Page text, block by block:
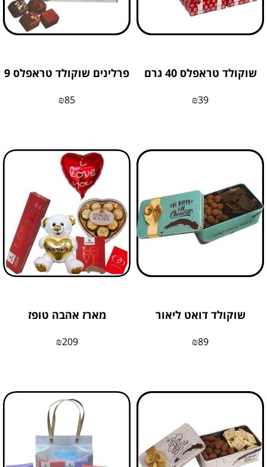
שוקולד טראפלס 40 גרם
₪39
פרלינים שוקולד טראפלס 9
₪85
שוקולד דואט ליאור
₪89
מארז אהבה טופז
₪209